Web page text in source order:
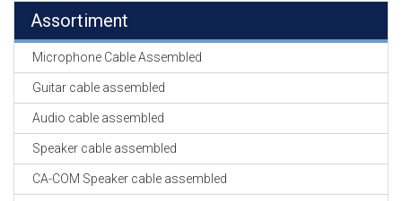
Assortiment
Microphone Cable Assembled
Guitar cable assembled
Audio cable assembled
Speaker cable assembled
CA-COM Speaker cable assembled